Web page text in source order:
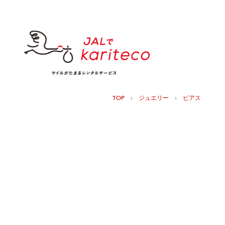
TOP › ジュエリー › ピアス